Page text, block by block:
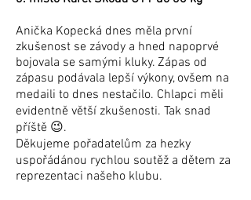
Anička Kopecká dnes měla první
zkušenost se závody a hned napoprvé
bojovala se samými kluky. Zápas od
zápasu podávala lepší výkony, ovšem na
medaili to dnes nestačilo. Chlapci měli
evidentně větší zkušenosti. Tak snad
příště 😉.
Děkujeme pořadatelům za hezky
uspořádánou rychlou soutěž a dětem za
reprezentaci našeho klubu.